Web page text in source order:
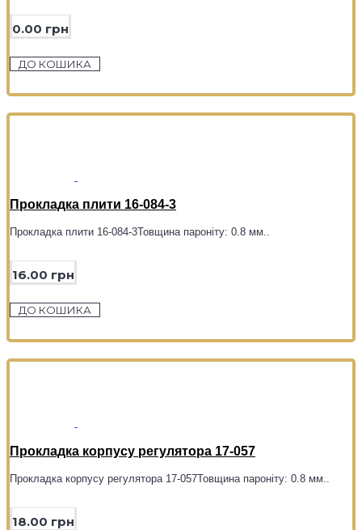
0.00 грн
ДО КОШИКА
Прокладка плити 16-084-3
Прокладка плити 16-084-3Товщина пароніту: 0.8 мм..
16.00 грн
ДО КОШИКА
Прокладка корпусу регулятора 17-057
Прокладка корпусу регулятора 17-057Товщина пароніту: 0.8 мм..
18.00 грн